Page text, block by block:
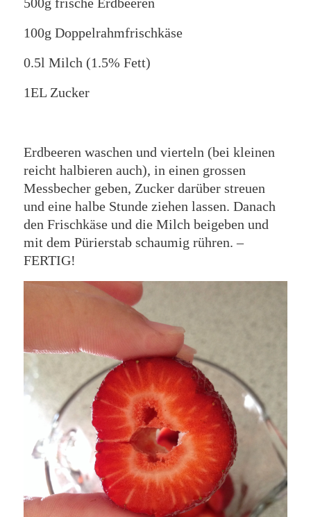
100g Doppelrahmfrischkäse
0.5l Milch (1.5% Fett)
1EL Zucker
Erdbeeren waschen und vierteln (bei kleinen
reicht halbieren auch), in einen grossen
Messbecher geben, Zucker darüber streuen
und eine halbe Stunde ziehen lassen. Danach
den Frischkäse und die Milch beigeben und
mit dem Pürierstab schaumig rühren. –
FERTIG!